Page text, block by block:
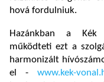
hová fordulniuk.
Hazánkban a Kék
működteti ezt a
harmonizált
el - www.kek-